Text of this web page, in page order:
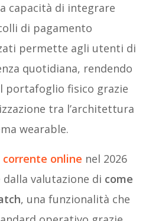
capacità di integrare
di pagamento
permette agli utenti di
quotidiana, rendendo
portafoglio fisico grazie
tra l’architettura
wearable.
corrente online nel 2026
valutazione di come
, una funzionalità che